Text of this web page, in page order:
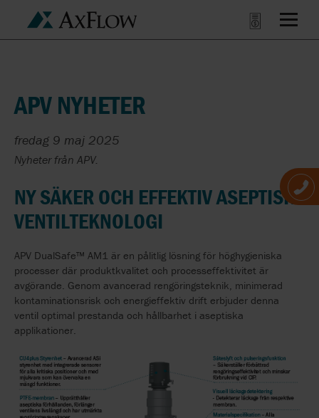
APV NYHETER
fredag 9 maj 2025
Nyheter från APV.
NY SÄKER OCH EFFEKTIV ASEPTISK
VENTILTEKNOLOGI
APV DualSafe™ AM1 är en pålitlig lösning för höghygieniska
processer där produktkvalitet och processeffektivitet är
avgörande. Genom avancerad rengöringsteknik, minimerad
kontaminationsrisk och energieffektiv drift erbjuder denna
ventil optimal prestanda och hållbarhet i aseptiska
applikationer.